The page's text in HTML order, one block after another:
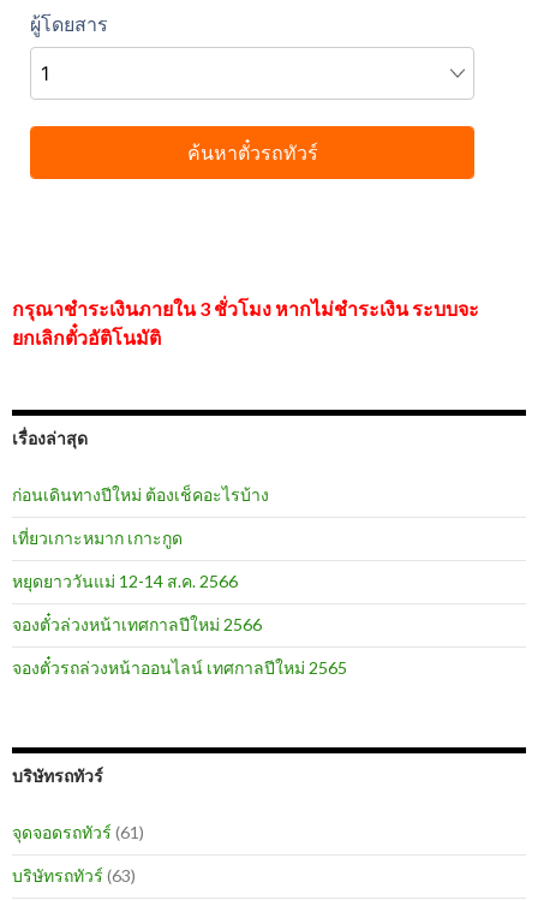
กรุณาชำระเงินภายใน 3 ชั่วโมง หากไม่ชำระเงิน ระบบจะ
ยกเลิกตั๋วอัติโนมัติ
เรื่องล่าสุด
ก่อนเดินทางปีใหม่ ต้องเช็คอะไรบ้าง
เที่ยวเกาะหมาก เกาะกูด
หยุดยาววันแม่ 12-14 ส.ค. 2566
จองตั๋วล่วงหน้าเทศกาลปีใหม่ 2566
จองตั๋วรถล่วงหน้าออนไลน์ เทศกาลปีใหม่ 2565
บริษัทรถทัวร์
จุดจอดรถทัวร์ (61)
บริษัทรถทัวร์ (63)